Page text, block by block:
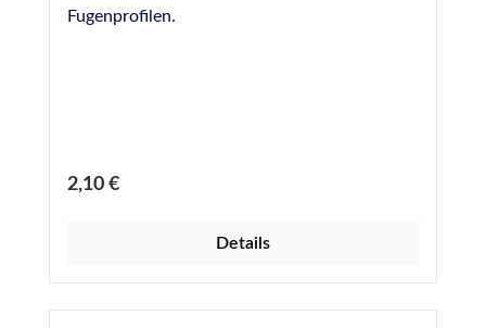
Fugenprofilen.
Regulärer Preis:
2,10 €
Details